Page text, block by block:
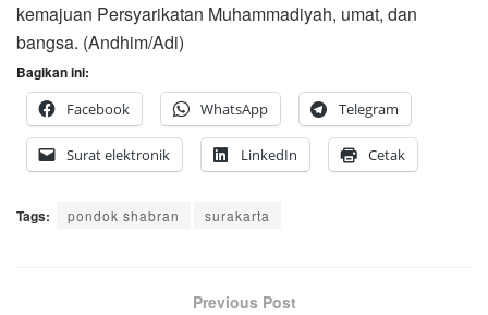
kemajuan Persyarikatan Muhammadiyah, umat, dan
bangsa. (Andhim/Adi)
Bagikan ini:
Facebook
WhatsApp Telegram
Surat elektronik LinkedIn Cetak
Tags: pondok shabran surakarta
Previous Post